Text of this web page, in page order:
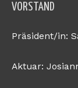
VORSTAND
Präsident/in:
Aktuar: